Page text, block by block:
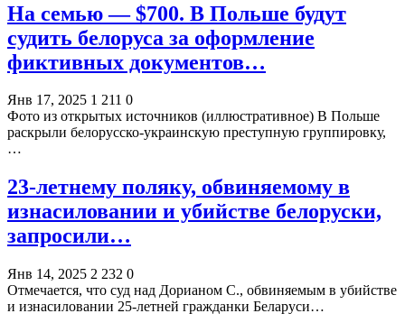
На семью — $700. В Польше будут
судить белоруса за оформление
фиктивных документов…
Янв 17, 2025 1 211 0
Фото из открытых источников (иллюстративное) В Польше
раскрыли белорусско-украинскую преступную группировку,
…
23-летнему поляку, обвиняемому в
изнасиловании и убийстве белоруски,
запросили…
Янв 14, 2025 2 232 0
Отмечается, что суд над Дорианом С., обвиняемым в убийстве
и изнасиловании 25-летней гражданки Беларуси…